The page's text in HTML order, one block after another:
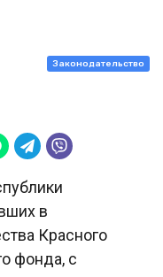
Законодательство
в
Красного
фонда, с